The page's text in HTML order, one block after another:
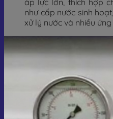
như cấp nước sinh
xử lý nước và nhiều